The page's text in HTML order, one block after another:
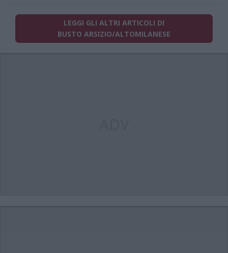
LEGGI GLI ALTRI ARTICOLI DI
BUSTO ARSIZIO/ALTOMILANESE